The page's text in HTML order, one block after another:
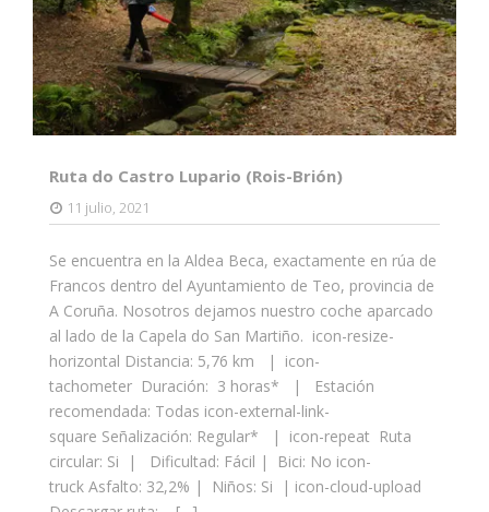
Ruta do Castro Lupario (Rois-Brión)
11 julio, 2021
Se encuentra en la Aldea Beca, exactamente en rúa de
Francos dentro del Ayuntamiento de Teo, provincia de
A Coruña. Nosotros dejamos nuestro coche aparcado
al lado de la Capela do San Martiño. icon-resize-
horizontal Distancia: 5,76 km | icon-
tachometer Duración: 3 horas* | Estación
recomendada: Todas icon-external-link-
square Señalización: Regular* | icon-repeat Ruta
circular: Si | Dificultad: Fácil | Bici: No icon-
truck Asfalto: 32,2% | Niños: Si | icon-cloud-upload